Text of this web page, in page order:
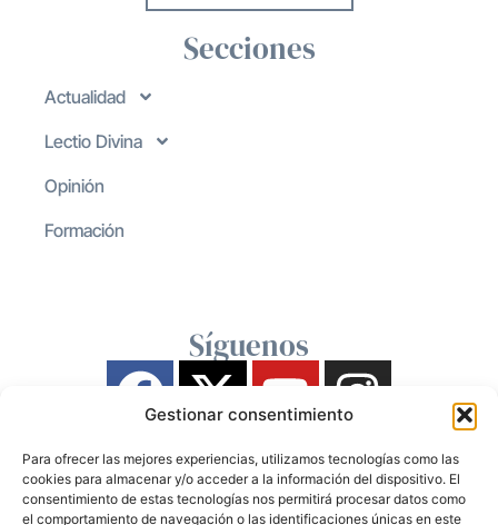
Gestionar consentimiento
Para ofrecer las mejores experiencias, utilizamos tecnologías como las
cookies para almacenar y/o acceder a la información del dispositivo. El
consentimiento de estas tecnologías nos permitirá procesar datos como
el comportamiento de navegación o las identificaciones únicas en este
Secciones
Actualidad
Lectio Divina
Opinión
Formación
Síguenos